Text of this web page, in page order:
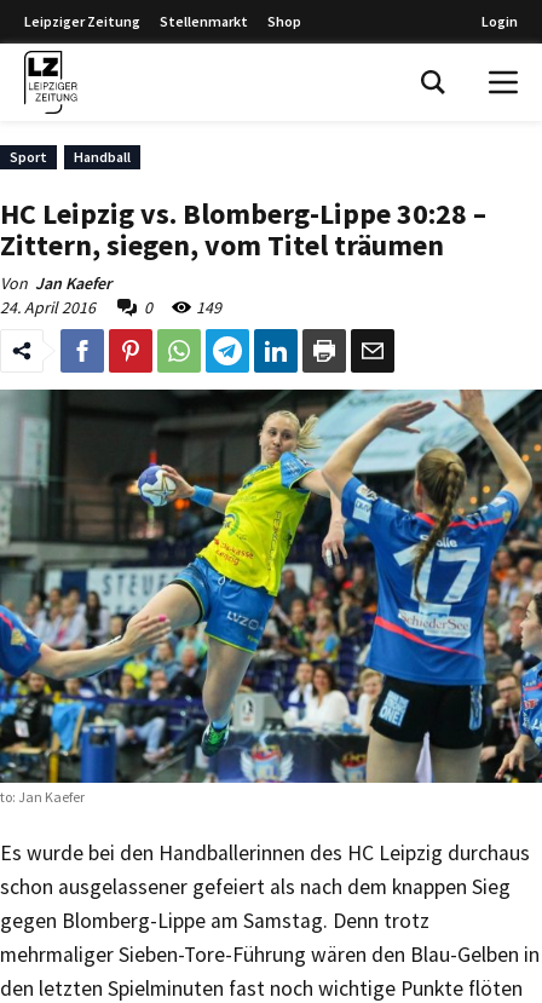
Leipziger Zeitung Stellenmarkt Shop Login
Sport Handball
HC Leipzig vs. Blomberg-Lippe 30:28 –
Zittern, siegen, vom Titel träumen
Von Jan Kaefer
24. April 2016
0 149
Jan Kaefer
Es wurde bei den Handballerinnen des HC Leipzig durchaus
schon ausgelassener gefeiert als nach dem knappen Sieg
gegen Blomberg-Lippe am Samstag. Denn trotz
mehrmaliger Sieben-Tore-Führung wären den Blau-Gelben in
den letzten Spielminuten fast noch wichtige Punkte flöten